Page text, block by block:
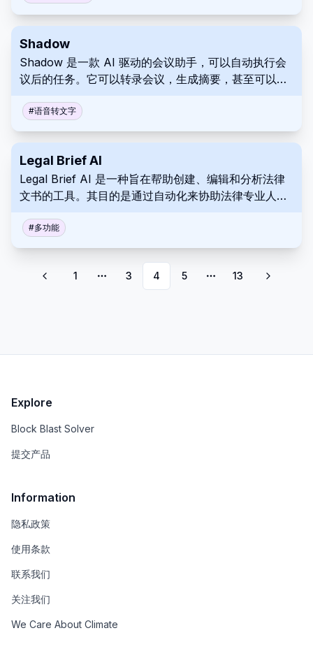
Shadow
Shadow 是一款 AI 驱动的会议助手，可以自动执行会
议后的任务。它可以转录会议，生成摘要，甚至可以执
您的录音存储在本地，以提高安全性和隐私。
#语音转文字
Legal Brief AI
Legal Brief AI 是一种旨在帮助创建、编辑和分析法律
文书的工具。其目的是通过自动化来协助法律专业人士
合法律要求和其他协议。
#多功能
1
More pages
3 4 5
More pages
13
Explore
Block Blast Solver
提交产品
Information
隐私政策
使用条款
联系我们
关注我们
We Care About Climate